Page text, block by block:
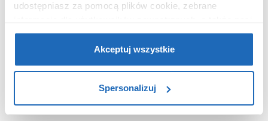
udostępniasz za pomocą plików cookie, zebrane
partnerzy reklamowi.Jeśli chcesz, włącz „Tylko
wymagane pliki cookie”.Pamiętaj jednak, że
zablokowane niektóre pliki cookie mogą mieć wpływ na
Akceptuj wszystkie
Spersonalizuj